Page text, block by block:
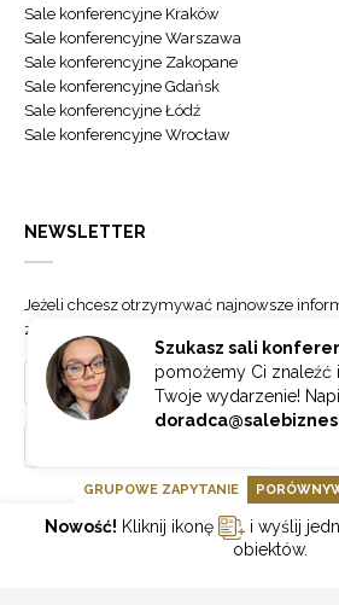
Szukasz sali
pomożemy Ci znaleźć
Twoje wydarzenie!
Sale konferencyjne Kraków
Sale konferencyjne Warszawa
Sale konferencyjne Zakopane
Sale konferencyjne Gdańsk
Sale konferencyjne Łódź
Sale konferencyjne Wrocław
NEWSLETTER
Jeżeli chcesz otrzymywać najnowsze
zapisz się do naszego newslettera.
GOONLINE.PL SPÓŁKA Z OGRANICZONĄ
REGULAMIN
GRUPOWE ZAPYTANIE
Nowość! Kliknij ikonę
i wyślij
obiektów.